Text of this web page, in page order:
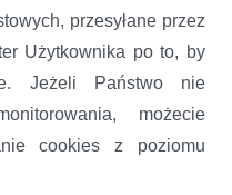
przesyłane przez
Użytkownika po to, by
Jeżeli Państwo nie
możecie
cookies z poziomu